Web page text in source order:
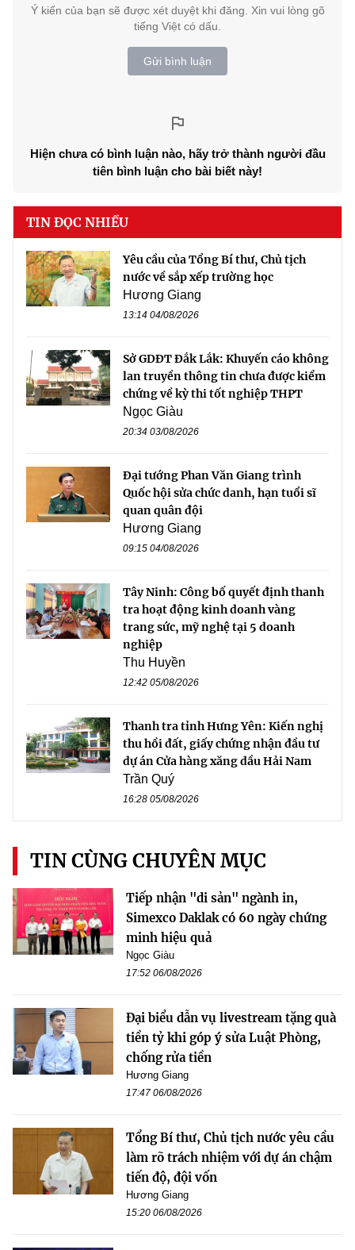
Ý kiến của bạn sẽ được xét duyệt khi đăng. Xin vui lòng gõ
tiếng Việt có dấu.
Gửi bình luận
Hiện chưa có bình luận nào, hãy trở thành người đầu
tiên bình luận cho bài biết này!
TIN ĐỌC NHIỀU
Yêu cầu của Tổng Bí thư, Chủ tịch
nước về sắp xếp trường học
Hương Giang
13:14 04/08/2026
Sở GDĐT Đắk Lắk: Khuyến cáo không
lan truyền thông tin chưa được kiểm
chứng về kỳ thi tốt nghiệp THPT
Ngọc Giàu
20:34 03/08/2026
Đại tướng Phan Văn Giang trình
Quốc hội sửa chức danh, hạn tuổi sĩ
quan quân đội
Hương Giang
09:15 04/08/2026
Tây Ninh: Công bố quyết định thanh
tra hoạt động kinh doanh vàng
trang sức, mỹ nghệ tại 5 doanh
nghiệp
Thu Huyền
12:42 05/08/2026
Thanh tra tỉnh Hưng Yên: Kiến nghị
thu hồi đất, giấy chứng nhận đầu tư
dự án Cửa hàng xăng dầu Hải Nam
Trần Quý
16:28 05/08/2026
TIN CÙNG CHUYÊN MỤC
Tiếp nhận "di sản" ngành in,
Simexco Daklak có 60 ngày chứng
minh hiệu quả
Ngọc Giàu
17:52 06/08/2026
Đại biểu dẫn vụ livestream tặng quà
tiền tỷ khi góp ý sửa Luật Phòng,
chống rửa tiền
Hương Giang
17:47 06/08/2026
Tổng Bí thư, Chủ tịch nước yêu cầu
làm rõ trách nhiệm với dự án chậm
tiến độ, đội vốn
Hương Giang
15:20 06/08/2026